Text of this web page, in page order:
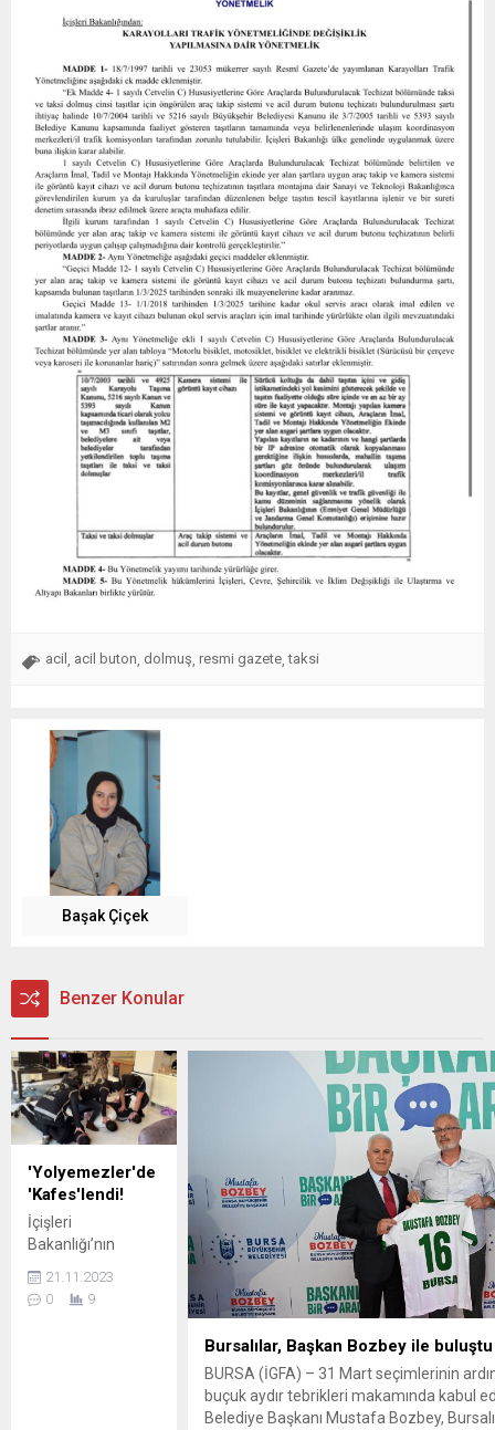
acil , acil buton, dolmuş, resmi gazete,taksi
Başak Çiçek
Benzer Konular
'Yolyemezler'de
'Kafes'lendi!
İçişleri
Bakanlığı’nın
Operaysonlarının
14’üncüsü
21.11.2023
0
9
Bursalılar, Başkan Bozbey ile buluştu
BURSA (İGFA) – 31 Mart seçimlerinin
buçuk aydır tebrikleri makamında kabul
Belediye Başkanı Mustafa Bozbey,